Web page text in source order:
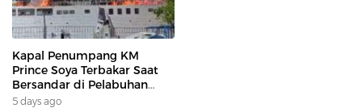
Kapal Penumpang KM
Prince Soya Terbakar Saat
Bersandar di Pelabuhan
Samarinda, Keberangkatan
5 days ago